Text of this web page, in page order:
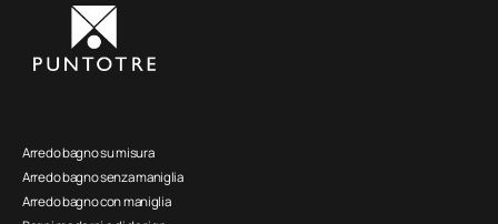
Arredo bagno su misura
Arredo bagno senza maniglia
Arredo bagno con maniglia